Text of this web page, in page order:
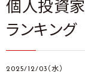
個人投資
ランキン
2025/12/03（水）